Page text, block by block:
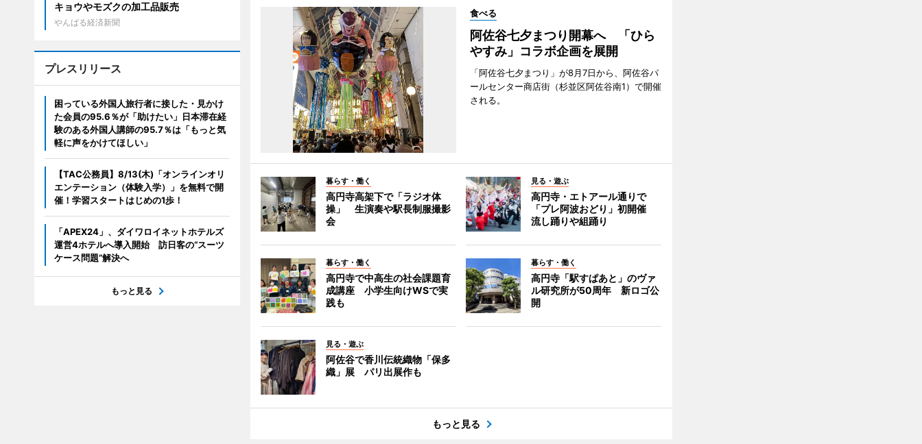
食べる
阿佐谷七夕まつり開幕へ 「ひら
やすみ」コラボ企画を展開
「阿佐谷七夕まつり」が8月7日から、阿佐谷パ
ールセンター商店街（杉並区阿佐谷南1）で開催
される。
暮らす・働く
高円寺高架下で「ラジオ体
操」 生演奏や駅長制服撮影
会
見る・遊ぶ
高円寺・エトアール通りで
「プレ阿波おどり」初開催
流し踊りや組踊り
暮らす・働く
高円寺で中高生の社会課題育
成講座 小学生向けWSで実
践も
暮らす・働く
高円寺「駅すぱあと」のヴァ
ル研究所が50周年 新ロゴ公
開
見る・遊ぶ
阿佐谷で香川伝統織物「保多
織」展 パリ出展作も
もっと見る
キョウやモズクの加工品販売
やんばる経済新聞
プレスリリース
困っている外国人旅行者に接した・見かけ
た会員の95.6％が「助けたい」日本滞在経
験のある外国人講師の95.7％は「もっと気
軽に声をかけてほしい」
【TAC公務員】8/13(木)「オンラインオリ
エンテーション（体験入学）」を無料で開
催！学習スタートはじめの1歩！
「APEX24」、ダイワロイネットホテルズ
運営4ホテルへ導入開始 訪日客の“スーツ
ケース問題”解決へ
もっと見る